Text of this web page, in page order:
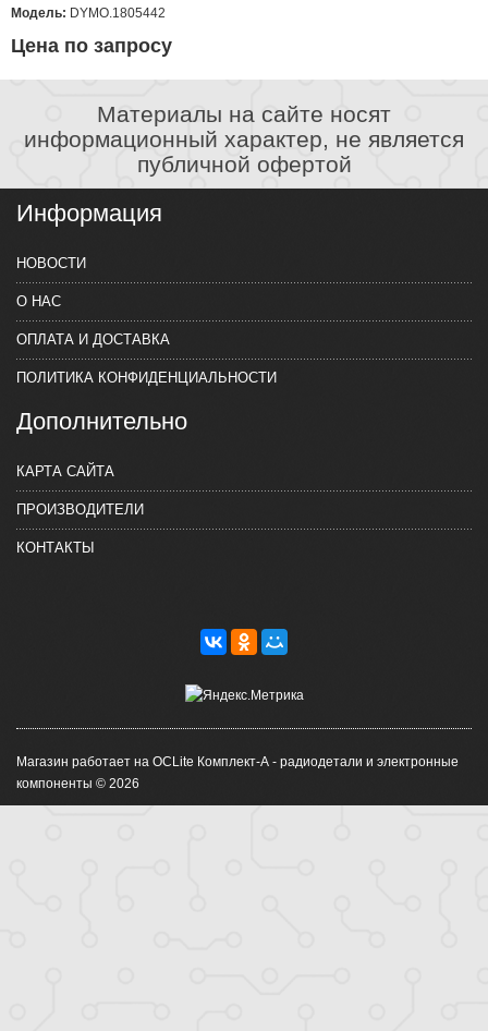
Модель: DYMO.1805442
Цена по запросу
Материалы на сайте носят
информационный характер, не является
публичной офертой
Информация
НОВОСТИ
О НАС
ОПЛАТА И ДОСТАВКА
ПОЛИТИКА КОНФИДЕНЦИАЛЬНОСТИ
Дополнительно
КАРТА САЙТА
ПРОИЗВОДИТЕЛИ
КОНТАКТЫ
Магазин работает на OCLite Комплект-А - радиодетали и электронные
компоненты © 2026